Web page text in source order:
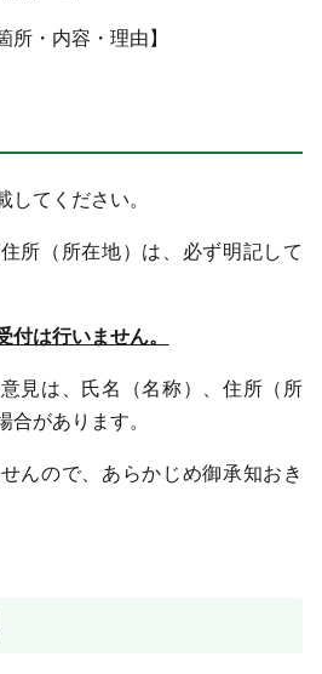
内容・理由】
てください。
所（所在地）は、必ず明記して
付は行いません。
見は、氏名（名称）、住所（所
合があります。
んので、あらかじめ御承知おき